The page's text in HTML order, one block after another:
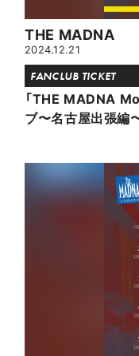
THE MADNA
2024.12.21
FANCLUB TICKET
「THE MADNA
ブ〜名古屋出張編